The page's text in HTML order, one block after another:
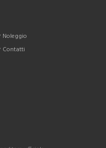
Noleggio
Contatti